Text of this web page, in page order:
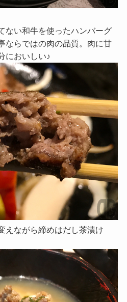
ない和牛を使ったハンバーグ
ならではの肉の品質。肉に甘
においしい♪
えながら締めはだし茶漬け